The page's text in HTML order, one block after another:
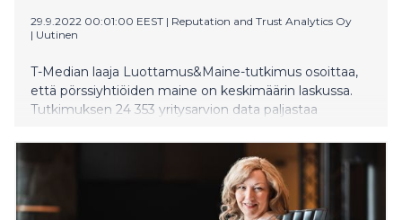
29.9.2022 00:01:00 EEST | Reputation and Trust Analytics Oy
| Uutinen
T-Median laaja Luottamus&Maine-tutkimus osoittaa,
että pörssiyhtiöiden maine on keskimäärin laskussa.
Tutkimuksen 24 353 yritysarvion data paljastaa
merkityksen sijoituspäätöksissä.